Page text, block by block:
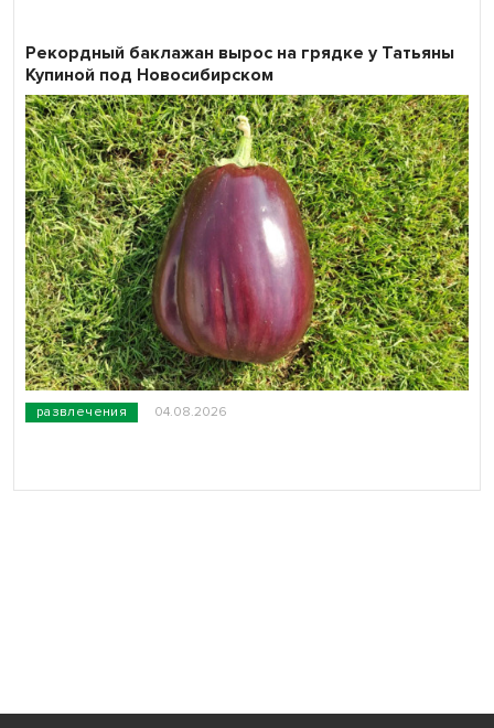
развлечения 04.08.2026
Рекордный баклажан вырос на грядке у Татьяны
Купиной под Новосибирском